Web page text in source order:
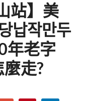
站】美
납작만두
年老字
走?